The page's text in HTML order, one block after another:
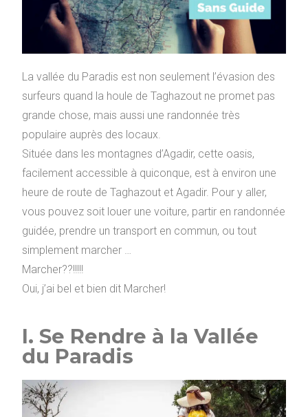
La vallée du Paradis est non seulement l’évasion des
surfeurs quand la houle de Taghazout ne promet pas
grande chose, mais aussi une randonnée très
populaire auprès des locaux.
Située dans les montagnes d’Agadir, cette oasis,
facilement accessible à quiconque, est à environ une
heure de route de Taghazout et Agadir. Pour y aller,
vous pouvez soit louer une voiture, partir en randonnée
guidée, prendre un transport en commun, ou tout
simplement marcher …
Marcher??!!!!!
Oui, j’ai bel et bien dit Marcher!
I. Se Rendre à la Vallée
du Paradis